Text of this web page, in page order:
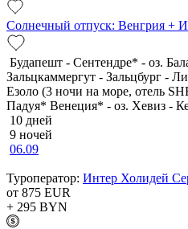
Солнечный отпуск: Венгрия +
Будапешт - Сентендре* - оз.
Зальцкаммергут - Зальцбург -
Езоло (3 ночи на море, отель
Падуя* Венеция* - оз. Хевиз -
10 дней
9 ночей
06.09
Туроператор: Интер Холидей
от 875 EUR
+ 295 BYN